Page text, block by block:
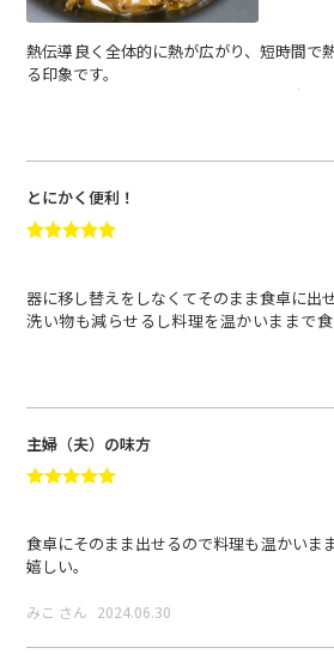
熱伝導良く全体的に熱が広がり、短時間で
る印象です。
おしゃれなデザインと共に購入して本当に
とにかく便利！
器に移し替えをしなくてそのまま食卓に出
洗い物も減らせるし料理を温かいままで
うえの さん 2024.07.01
主婦（夫）の味方
食卓にそのまま出せるので料理も温かいま
嬉しい。
みこ さん 2024.06.30